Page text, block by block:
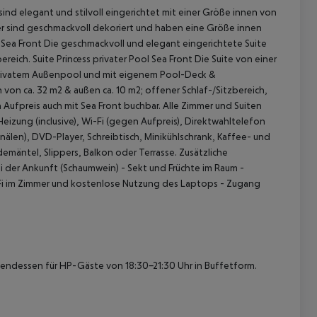
sind elegant und stilvoll eingerichtet mit einer Größe innen von
sind geschmackvoll dekoriert und haben eine Größe innen
Sea Front Die geschmackvoll und elegant eingerichtete Suite
Suite Princess privater Pool Sea Front Die Suite von einer
Außenpool und mit eigenem Pool-Deck &
ca. 32 m2 & außen ca. 10 m2; offener Schlaf-/Sitzbereich,
Aufpreis auch mit Sea Front buchbar. Alle Zimmer und Suiten
(inclusive), Wi-Fi (gegen Aufpreis), Direktwahltelefon
DVD-Player, Schreibtisch, Minikühlschrank, Kaffee- und
Slippers, Balkon oder Terrasse. Zusätzliche
Ankunft (Schaumwein) - Sekt und Früchte im Raum -
im Zimmer und kostenlose Nutzung des Laptops - Zugang
für HP-Gäste von 18:30-21:30 Uhr in Buffetform.